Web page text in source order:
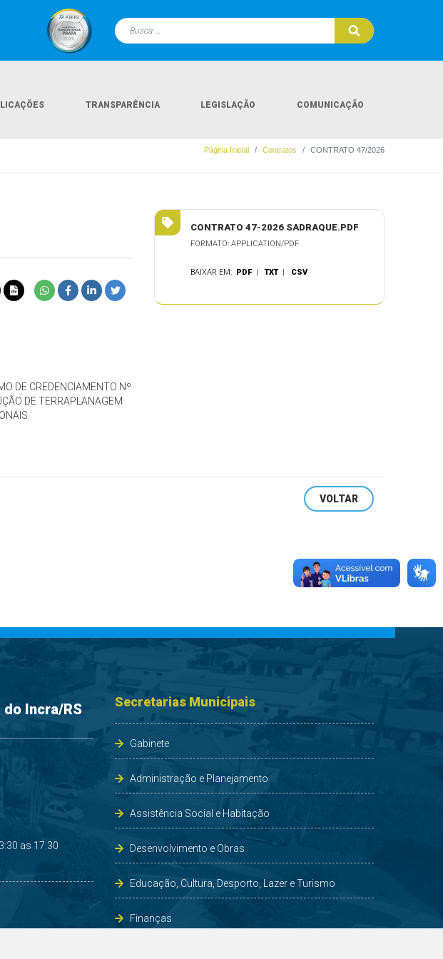
TRANSPARÊNCIA LEGISLAÇÃO COMUNICAÇÃO
Página Inicial Contratos CONTRATO 47/2026
DE CREDENCIAMENTO Nº
DE TERRAPLANAGEM
CONTRATO 47-2026 SADRAQUE.PDF
FORMATO: APPLICATION/PDF
BAIXAR EM: PDF |TXT | CSV
VOLTAR
Incra/RS
as 17:30
Secretarias Municipais
Gabinete
Administração e Planejamento
Assistência Social e Habitação
Desenvolvimento e Obras
Educação, Cultura, Desporto, Lazer e Turismo
Finanças